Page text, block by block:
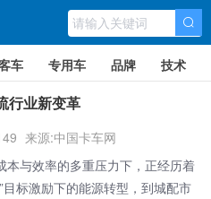
车 专用车 品牌 技术
行业新变革
来源:中国卡车网
与效率的多重压力下，正经历着
标激励下的能源转型，到城配市